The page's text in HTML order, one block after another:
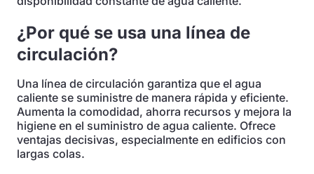
¿Por qué se usa una línea de
circulación?
Una línea de circulación garantiza que el agua
caliente se suministre de manera rápida y eficiente.
Aumenta la comodidad, ahorra recursos y mejora la
higiene en el suministro de agua caliente. Ofrece
ventajas decisivas, especialmente en edificios con
largas colas.